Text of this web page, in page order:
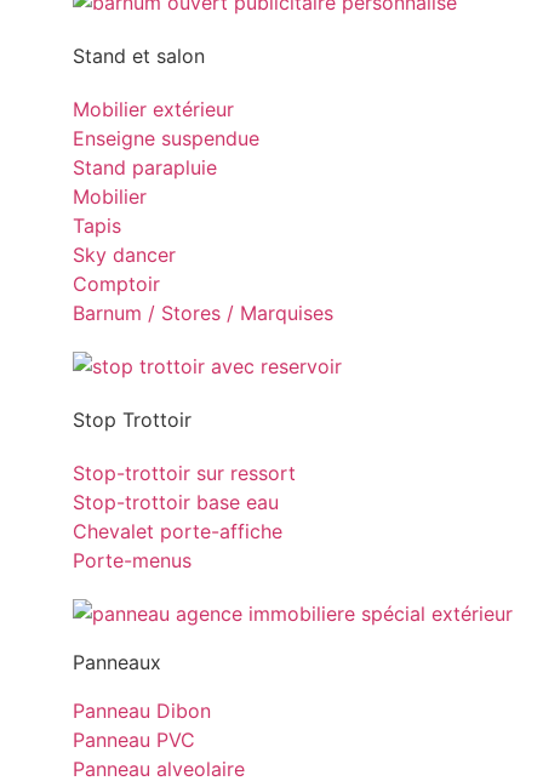
Stand et salon
Mobilier extérieur
Enseigne suspendue
Stand parapluie
Mobilier
Tapis
Sky dancer
Comptoir
Barnum / Stores / Marquises
Stop Trottoir
Stop-trottoir sur ressort
Stop-trottoir base eau
Chevalet porte-affiche
Porte-menus
Panneaux
Panneau Dibon
Panneau PVC
Panneau alveolaire